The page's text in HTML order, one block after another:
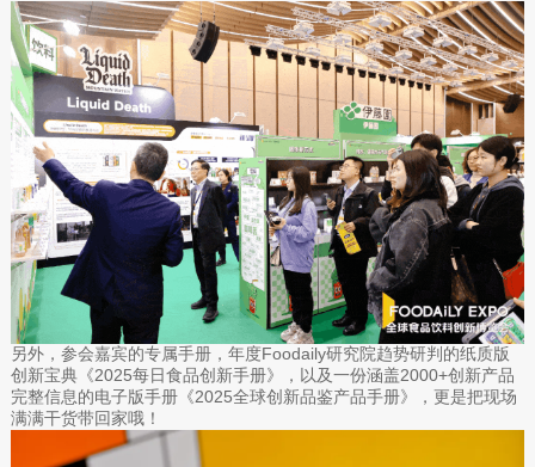
另外，参会嘉宾的专属手册，年度Foodaily研究院趋势研判的纸质版
创新宝典《2025每日食品创新手册》，以及一份涵盖2000+创新产品
完整信息的电子版手册《2025全球创新品鉴产品手册》，更是把现场
满满干货带回家哦！